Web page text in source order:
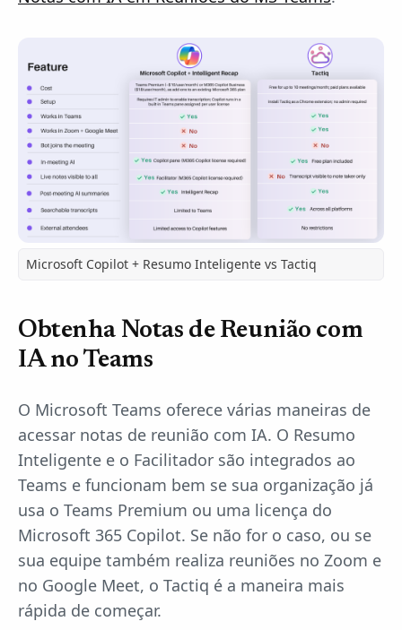
Microsoft Copilot + Resumo Inteligente vs Tactiq
Obtenha Notas de Reunião com
IA no Teams
O Microsoft Teams oferece várias maneiras de
acessar notas de reunião com IA. O Resumo
Inteligente e o Facilitador são integrados ao
Teams e funcionam bem se sua organização já
usa o Teams Premium ou uma licença do
Microsoft 365 Copilot. Se não for o caso, ou se
sua equipe também realiza reuniões no Zoom e
no Google Meet, o Tactiq é a maneira mais
rápida de começar.